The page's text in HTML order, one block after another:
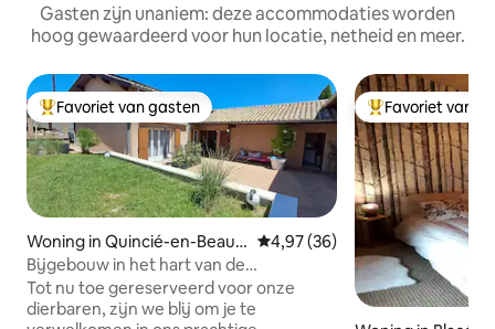
Gasten zijn unaniem: deze accommodaties worden
hoog gewaardeerd voor hun locatie, netheid en meer.
Topfavoriet van gasten
Favoriet van gasten
Woning in Quincié-en-Beaujo
lais
Gemiddelde beoordeling van
4,97 (36)
Bijgebouw in het hart van de
wijngaarden
Tot nu toe gereserveerd voor onze
dierbaren, zijn we blij om je te
Topfavoriet van
Favoriet van